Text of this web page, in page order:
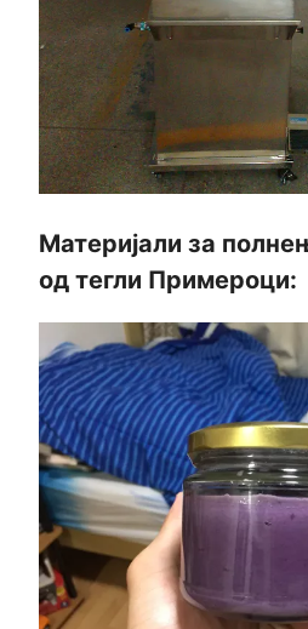
Материјали за
од тегли Примероци: